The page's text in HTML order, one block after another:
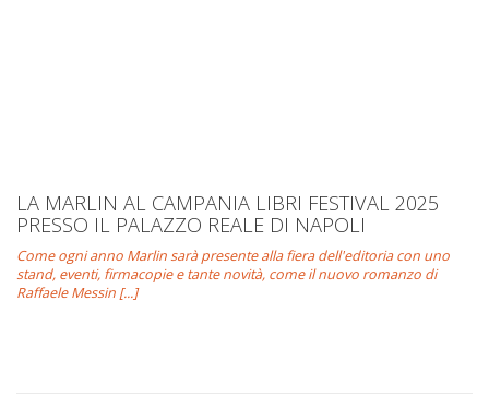
LA MARLIN AL CAMPANIA LIBRI FESTIVAL 2025
PRESSO IL PALAZZO REALE DI NAPOLI
Come ogni anno Marlin sarà presente alla fiera dell'editoria con uno
stand, eventi, firmacopie e tante novità, come il nuovo romanzo di
Raffaele Messin [...]